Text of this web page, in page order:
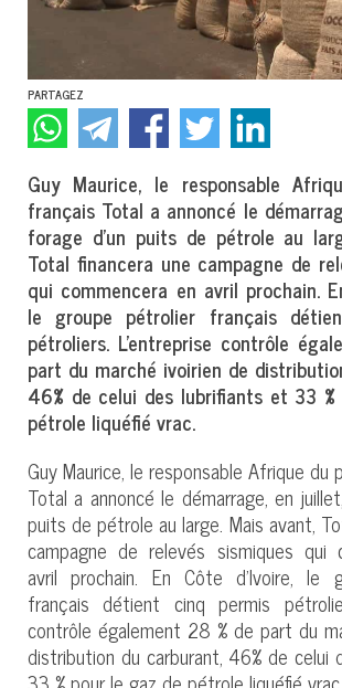
PARTAGEZ
Guy Maurice, le responsable
français Total a annoncé le
forage d’un puits de pétrole au
Total financera une campagne de
qui commencera en avril prochain.
le groupe pétrolier français
pétroliers. L’entreprise contrôle
part du marché ivoirien de
46% de celui des lubrifiants et 33
pétrole liquéfié vrac.
Guy Maurice, le responsable Afrique du
Total a annoncé le démarrage, en
puits de pétrole au large. Mais avant,
campagne de relevés sismiques qui
avril prochain. En Côte d’Ivoire, le
français détient cinq permis
contrôle également 28 % de part du
distribution du carburant, 46% de celui